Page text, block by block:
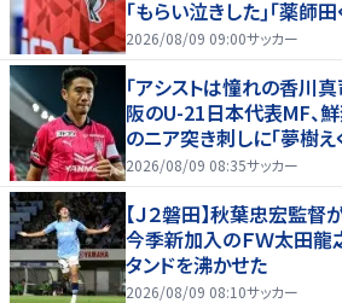
｢もらい泣きした｣｢薬師田
2026/08/09 09:00サッカー
｢アシストは憧れの香川
阪のU-21日本代表MF、
のニア突き刺しに｢夢樹
ぞ｣
2026/08/09 08:35サッカー
【Ｊ２磐田】秋葉忠宏監
今季新加入のＦＷ太田
タンドを沸かせた
2026/08/09 08:10サッカー